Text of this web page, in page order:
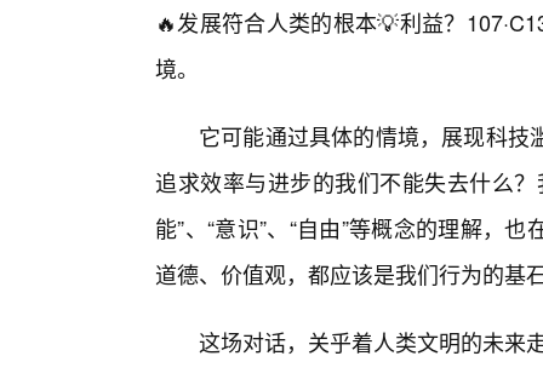
🔥发展符合人类的根本💡利益？
境。
它可能通过具体的情境，展现科
追求效率与进步的我们不能失去什么
能”、“意识”、“自由”等概念的理解，
道德、价值观，都应该是我们行为的基
这场对话，关乎着人类文明的未来